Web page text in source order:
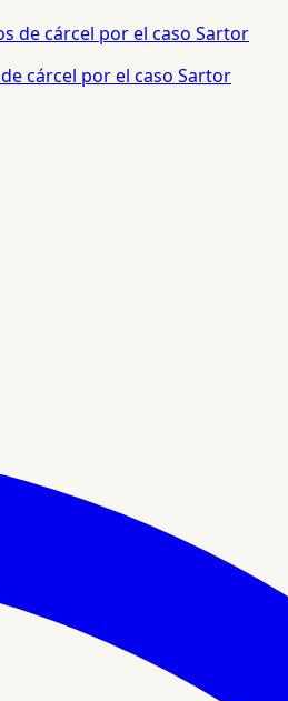
cárcel por el caso Sartor